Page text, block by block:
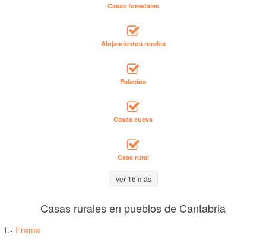
Casas forestales
Alojamientos rurales
Palacios
Casas cueva
Casa rural
Ver 16 más
Casas rurales en pueblos de Cantabria
1.- Frama